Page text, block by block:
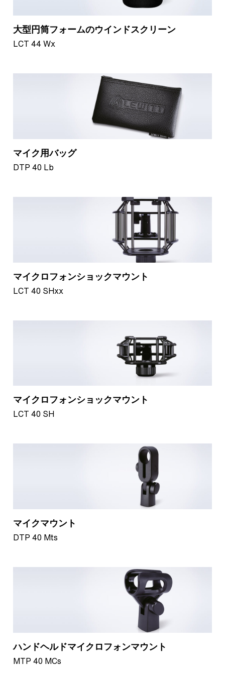
大型円筒フォームのウインドスクリーン
LCT 44 Wx
マイク用バッグ
DTP 40 Lb
マイクロフォンショックマウント
LCT 40 SHxx
マイクロフォンショックマウント
LCT 40 SH
マイクマウント
DTP 40 Mts
ハンドヘルドマイクロフォンマウント
MTP 40 MCs